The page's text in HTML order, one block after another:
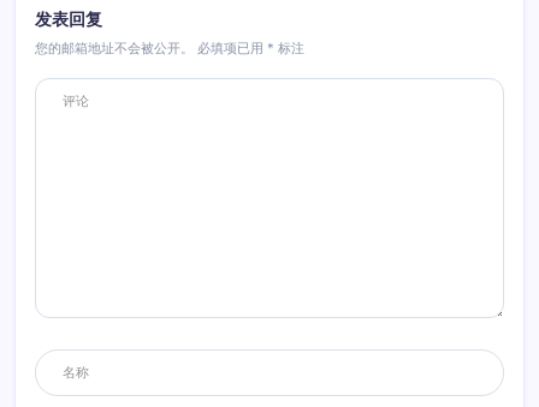
发表回复
您的邮箱地址不会被公开。 必填项已用 * 标注